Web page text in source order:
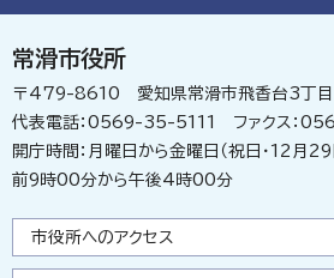
常滑市役所
〒479-8610 愛知県常滑市飛香台3丁
代表電話：0569-35-5111 ファクス：
開庁時間：月曜日から金曜日（祝日・12月
前9時00分から午後4時00分
市役所へのアクセス